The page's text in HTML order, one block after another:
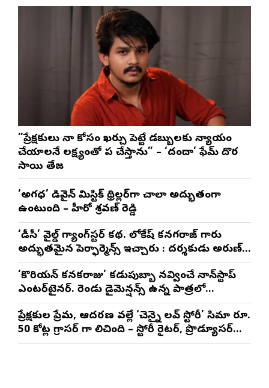
”ప్రేక్షకులు నా కోసం ఖర్చు పెట్టే డబ్బులకు న్యాయం
చేయాలనే లక్ష్యంతో పని చేస్తాను” – ‘దందా’ ఫేమ్ దొర
సాయి తేజ
‘అగధ’ డివైన్ మిస్టిక్ థ్రిల్లర్‌గా చాలా అద్భుతంగా
ఉంటుంది – హీరో శ్రవణ్ రెడ్డి
‘డీసీ’ వైల్డ్ గ్యాంగ్‌స్టర్ కథ. లోకేష్ కనగరాజ్ గారు
అద్భుతమైన పెర్ఫార్మెన్స్ ఇచ్చారు : దర్శకుడు అరుణ్
మాథేశ్వరన్
‘కొరియన్ కనకరాజు’ కడుపుబ్బా నవ్వించే నాన్‌స్టాప్
ఎంటర్‌టైనర్. రెండు డైమెన్షన్స్ ఉన్న పాత్రలో
నటించడం చాలా సంతృప్తినిచ్చింది : వరుణ్ తేజ్
ప్రేక్షకుల ప్రేమ, ఆదరణ వల్లే ‘చెన్నై లవ్ స్టోరీ’ సినిమా రూ.
50 కోట్ల గ్రాసర్ గా నిలిచింది – స్టోరీ రైటర్, ప్రొడ్యూసర్
సాయి రాజేష్